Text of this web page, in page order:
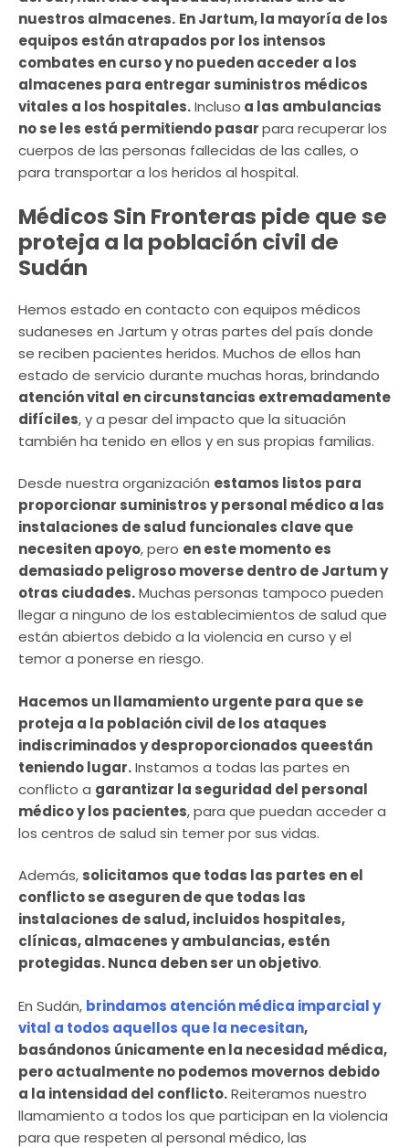
nuestros almacenes. En Jartum, la mayoría de los
equipos están atrapados por los intensos
combates en curso y no pueden acceder a los
almacenes para entregar suministros médicos
vitales a los hospitales.Incluso a las ambulancias
no se les está permitiendo pasarpara recuperar los
cuerpos de las personas fallecidas de las calles, o
para transportar a los heridos al hospital.
Médicos Sin Fronteras pide que se
proteja a la población civil de
Sudán
Hemos estado en contacto con equipos médicos
sudaneses en Jartum y otras partes del país donde
se reciben pacientes heridos. Muchos de ellos han
estado de servicio durante muchas horas, brindando
atención vital en circunstancias extremadamente
difíciles, y a pesar del impacto que la situación
también ha tenido en ellos y en sus propias familias.
Desde nuestra organización estamos listos para
proporcionar suministros y personal médico a las
instalaciones de salud funcionales clave que
necesiten apoyo, pero en este momento es
demasiado peligroso moverse dentro de Jartum y
otras ciudades.Muchas personas tampoco pueden
llegar a ninguno de los establecimientos de salud que
están abiertos debido a la violencia en curso y el
temor a ponerse en riesgo.
Hacemos un llamamiento urgente para que se
proteja a la población civil de los ataques
indiscriminados y desproporcionados queestán
teniendo lugar.Instamos a todas las partes en
conflicto a garantizar la seguridad del personal
médico y los pacientes, para que puedan acceder a
los centros de salud sin temer por sus vidas.
Además, solicitamos que todas las partes en el
conflicto se aseguren de que todas las
instalaciones de salud, incluidos hospitales,
clínicas, almacenes y ambulancias, estén
protegidas. Nunca deben ser un objetivo.
En Sudán, brindamos atención médica imparcial y
vital a todos aquellos que la necesitan,
basándonos únicamente en la necesidad médica,
pero actualmente no podemos movernos debido
a la intensidad del conflicto.Reiteramos nuestro
llamamiento a todos los que participan en la violencia
para que respeten al personal médico, las